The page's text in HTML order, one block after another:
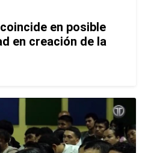
en posible
en creación de la